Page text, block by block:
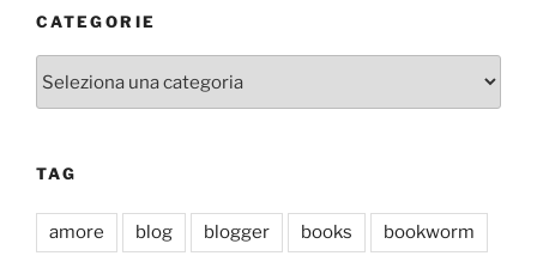
CATEGORIE
TAG
amore blog blogger books bookworm